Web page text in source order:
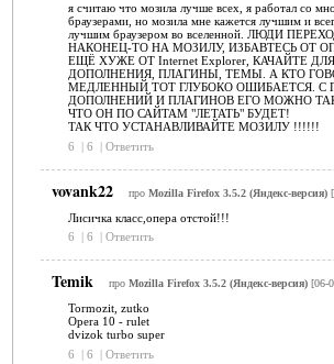
я считаю что мозила лучше всех, я работал со
браузерами, но мозила мне кажется лучшим и
лучшим браузером во вселенной. ЛЮДИ
НАКОНЕЦ-ТО НА МОЗИЛУ, ИЗБАВТЕСЬ ОТ
ЕЩЁ ХУЖЕ ОТ Internet Explorer, КАЧАЙТЕ
ДОПОЛНЕНИЯ, ПЛАГИНЫ, ТЕМЫ. А КТО
МЕДЛЕННЫЙ ТОТ ГЛУБОКО ОШИБАЕТСЯ.
ДОПОЛНЕНИЙ И ПЛАГИНОВ ЕГО МОЖНО
ЧТО ОН ПО САЙТАМ "ЛЕТАТЬ" БУДЕТ!
ТАК ЧТО УСТАНАВЛИВАЙТЕ МОЗИЛУ !!!!!!
6
| 6 | Ответить
vovank22 про Mozilla Firefox 3.5.2 (Яндекс-версия)
Лисичка класс,опера отстой!!!
6
| 6 | Ответить
Temik про Mozilla Firefox 3.5.2 (Яндекс-версия)[06-
Tormozit, zutko
Opera 10 - rulet
dvizok turbo super
6
| 6 | Ответить